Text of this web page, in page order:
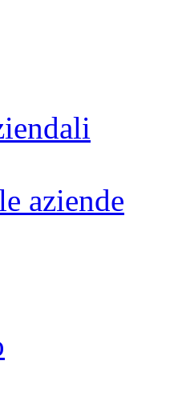
aziende